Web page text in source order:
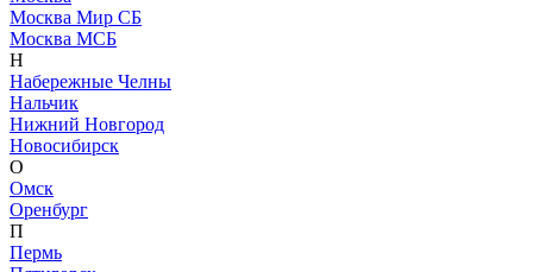
Москва Мир СБ
Москва МСБ
Н
Набережные Челны
Нальчик
Нижний Новгород
Новосибирск
О
Омск
Оренбург
П
Пермь